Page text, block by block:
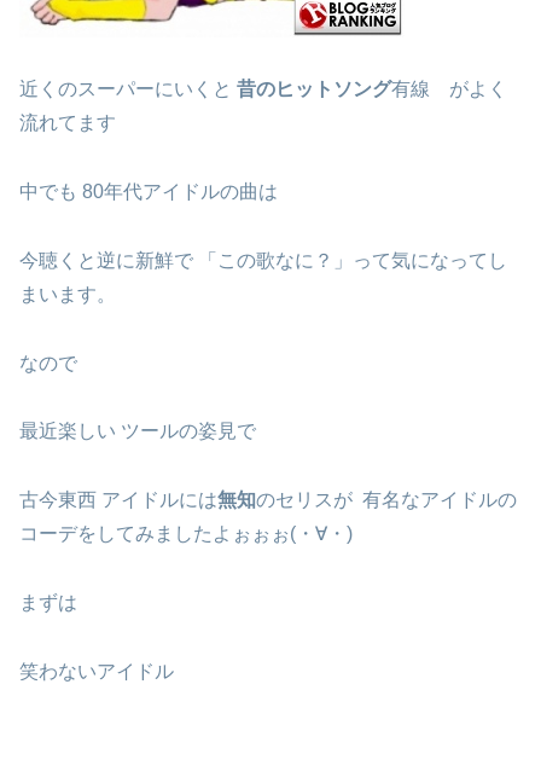
近くのスーパーにいくと 昔のヒットソング有線 がよく
流れてます
中でも 80年代アイドルの曲は
今聴くと逆に新鮮で 「この歌なに？」って気になってし
まいます。
なので
最近楽しい ツールの姿見で
古今東西 アイドルには無知のセリスが 有名なアイドルの
コーデをしてみましたよぉぉぉ(・∀・)
まずは
笑わないアイドル